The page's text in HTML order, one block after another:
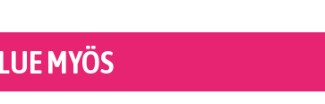
LUE MYÖS